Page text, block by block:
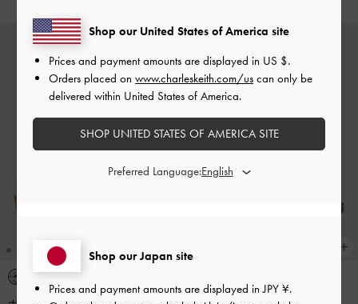
Shop our Japan site
Prices and payment amounts are displayed inJPY ¥.
Shop our United States of America site
Prices and payment amounts are displayed in US $.
Orders placed on www.charleskeith.com/us can only be
delivered within United States of America.
SHOP UNITED STATES OF AMERICA SITE
Preferred Language: